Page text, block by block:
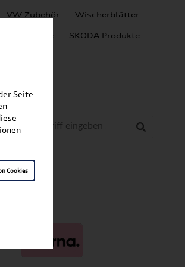
VW Zubehör Wischerblätter
Produkte SKODA Produkte
Seite
Cookies